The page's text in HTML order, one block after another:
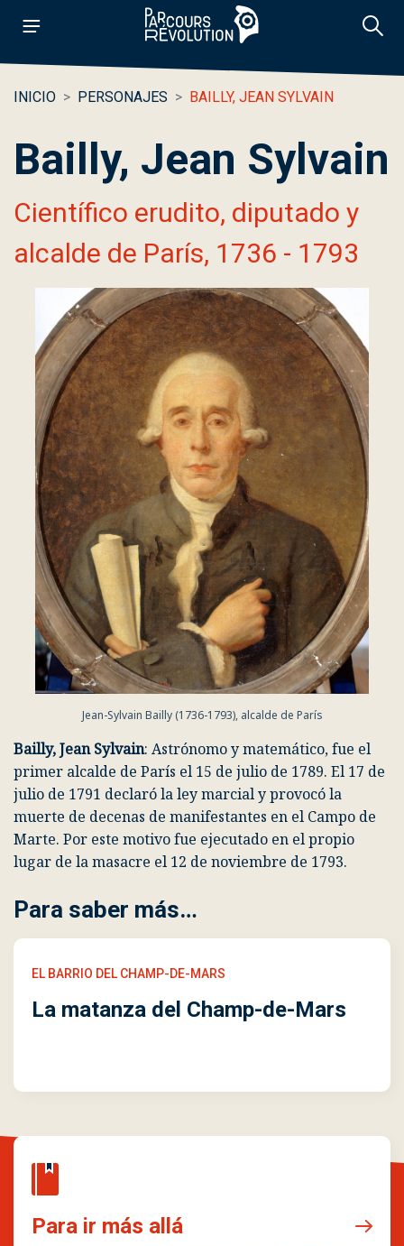
INICIO PERSONAJES BAILLY, JEAN SYLVAIN
Bailly, Jean Sylvain
Científico erudito, diputado y
alcalde de París, 1736 - 1793
Jean-Sylvain Bailly (1736-1793), alcalde de París
Bailly, Jean Sylvain: Astrónomo y matemático, fue el
primer alcalde de París el 15 de julio de 1789. El 17 de
julio de 1791 declaró la ley marcial y provocó la
muerte de decenas de manifestantes en el Campo de
Marte. Por este motivo fue ejecutado en el propio
lugar de la masacre el 12 de noviembre de 1793.
Para saber más…
EL BARRIO DEL CHAMP-DE-MARS
La matanza del Champ-de-Mars
Para ir más allá